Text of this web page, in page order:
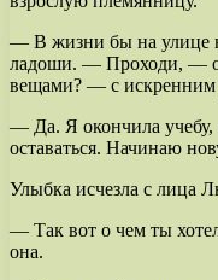
— В жизни бы на улице
ладоши. — Проходи, —
вещами? — с искренним
— Да. Я окончила учебу,
оставаться. Начинаю
Улыбка исчезла с лица
— Так вот о чем ты
она.